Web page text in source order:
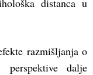
razmišljanja o
dalje